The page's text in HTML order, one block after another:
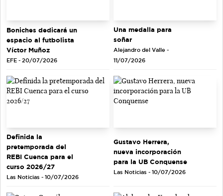
Boniches dedicará un
espacio al futbolista
Víctor Muñoz
EFE - 20/07/2026
Una medalla para
soñar
Alejandro del Valle -
11/07/2026
Definida la
pretemporada del
REBI Cuenca para el
curso 2026/27
Las Noticias - 10/07/2026
Gustavo Herrera,
nueva incorporación
para la UB Conquense
Las Noticias - 10/07/2026